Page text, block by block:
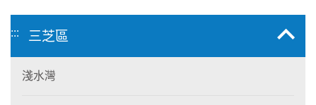
::: 三芝區
淺水灣